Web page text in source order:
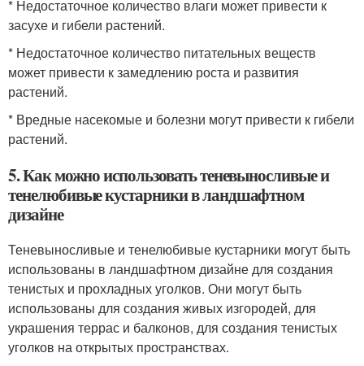
* Недостаточное количество влаги может привести к
засухе и гибели растений.
* Недостаточное количество питательных веществ
может привести к замедлению роста и развития
растений.
* Вредные насекомые и болезни могут привести к гибели
растений.
5. Как можно использовать теневыносливые и
тенелюбивые кустарники в ландшафтном
дизайне
Теневыносливые и тенелюбивые кустарники могут быть
использованы в ландшафтном дизайне для создания
тенистых и прохладных уголков. Они могут быть
использованы для создания живых изгородей, для
украшения террас и балконов, для создания тенистых
уголков на открытых пространствах.